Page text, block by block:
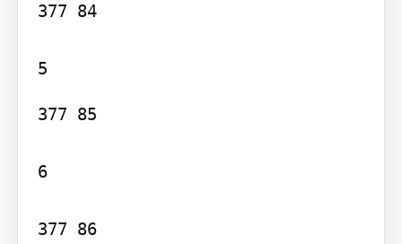
377 84
377 85
6
377 86